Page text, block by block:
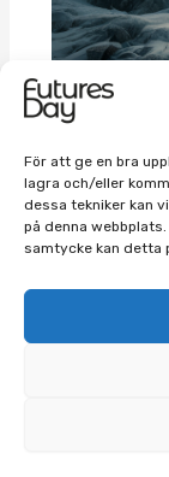
För att ge en bra
lagra och/eller
dessa tekniker kan
på denna
samtycke kan detta
maj 15, 2024/
Ella, Axel,
Lindberg och